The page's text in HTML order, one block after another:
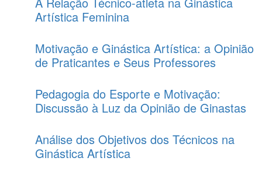
Artística Feminina
Motivação e Ginástica Artística: a Opinião
de Praticantes e Seus Professores
Pedagogia do Esporte e Motivação:
Discussão à Luz da Opinião de Ginastas
Análise dos Objetivos dos Técnicos na
Ginástica Artística